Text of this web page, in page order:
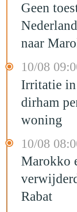
Geen
naar
10/08
Irritatie
dirham
woning
10/08
Marokko
Rabat